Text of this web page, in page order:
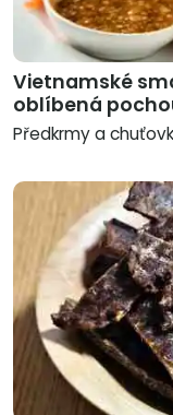
Vietnamské
oblíbená
Předkrmy a